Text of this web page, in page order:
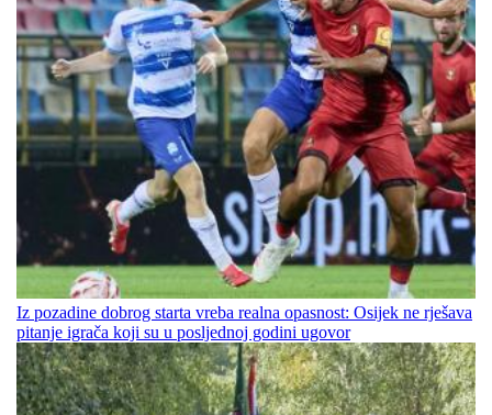
Iz pozadine dobrog starta vreba realna opasnost: Osijek ne rješava
pitanje igrača koji su u posljednoj godini ugovor